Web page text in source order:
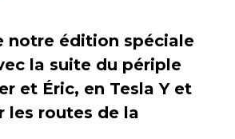
notre édition spéciale
la suite du périple
et Éric, en Tesla Y et
les routes de la